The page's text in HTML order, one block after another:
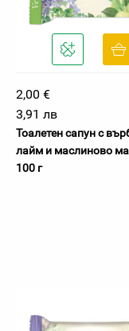
2,00 €
3,91 лв
Тоалетен сапун с
лайм и маслиново
100 г